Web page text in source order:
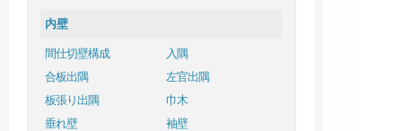
内壁
間仕切壁構成
入隅
合板出隅
左官出隅
板張り出隅
巾木
垂れ壁
袖壁